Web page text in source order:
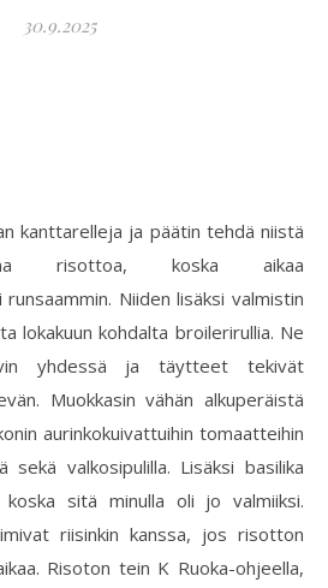
30.9.2025
kanttarelleja ja päätin tehdä niistä
risottoa, koska aikaa
Niiden lisäksi valmistin
lokakuun kohdalta broilerirullia. Ne
yhdessä ja täytteet tekivät
Muokkasin vähän alkuperäistä
aurinkokuivattuihin tomaatteihin
valkosipulilla. Lisäksi basilika
koska sitä minulla oli jo valmiiksi.
riisinkin kanssa, jos risotton
Risoton tein K Ruoka-ohjeella,